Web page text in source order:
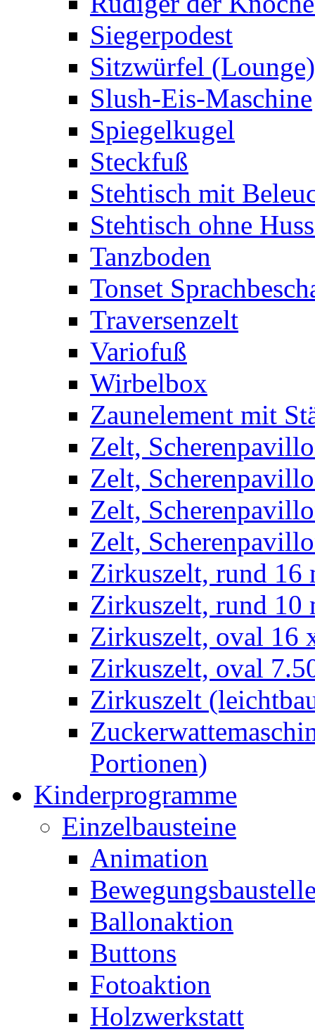
Siegerpodest
Sitzwürfel (Lounge)
Slush-Eis-Maschine
Spiegelkugel
Steckfuß
Stehtisch mit
Stehtisch ohne
Tanzboden
Tonset
Traversenzelt
Variofuß
Wirbelbox
Zaunelement mit
Zelt,
Zelt,
Zelt,
Zelt,
Zirkuszelt, rund 16
Zirkuszelt, rund 10
Zirkuszelt, oval 16
Zirkuszelt, oval
Zirkuszelt
Portionen)
Kinderprogramme
Einzelbausteine
Animation
Ballonaktion
Buttons
Fotoaktion
Holzwerkstatt